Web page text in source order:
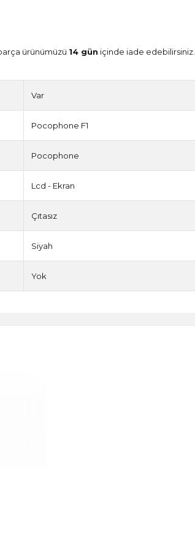
ürünümüzü 14 gün içinde iade edebilirsiniz.
Var
Pocophone F1
Pocophone
Lcd - Ekran
Çıtasız
Siyah
Yok